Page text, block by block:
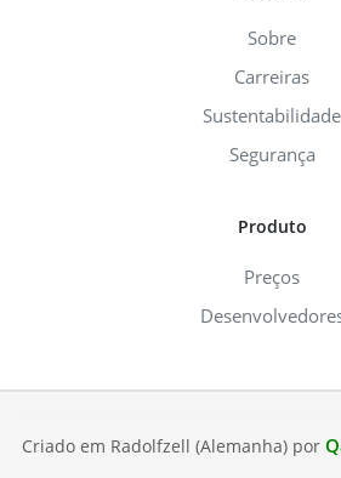
Sobre
Carreiras
Sustentabilidade
Segurança
Produto
Preços
Criado em Radolfzell (Alemanha) por